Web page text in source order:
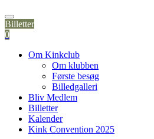
Billetter
0
Om Kinkclub
Om klubben
Første besøg
Billedgalleri
Bliv Medlem
Billetter
Kalender
Kink Convention 2025